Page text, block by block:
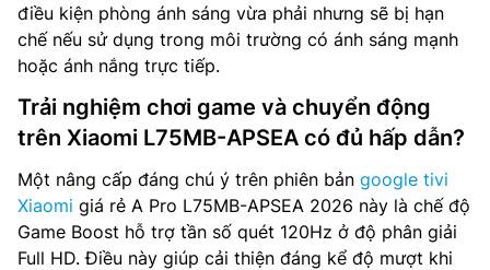
điều kiện phòng ánh sáng vừa phải nhưng sẽ bị hạn
chế nếu sử dụng trong môi trường có ánh sáng mạnh
hoặc ánh nắng trực tiếp.
Trải nghiệm chơi game và chuyển động
trên Xiaomi L75MB-APSEA có đủ hấp dẫn?
Một nâng cấp đáng chú ý trên phiên bản google tivi
Xiaomi giá rẻ A Pro L75MB-APSEA 2026 này là chế độ
Game Boost hỗ trợ tần số quét 120Hz ở độ phân giải
Full HD. Điều này giúp cải thiện đáng kể độ mượt khi